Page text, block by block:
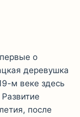
о
деревушка
м веке здесь
после